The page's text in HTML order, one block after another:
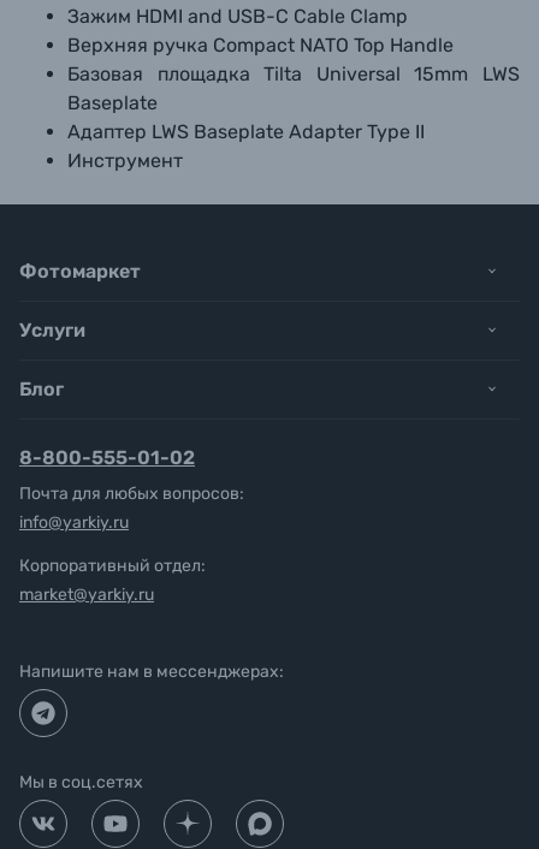
Зажим HDMI and USB-C Cable Clamp
Верхняя ручка Compact NATO Top Handle
Базовая площадка Tilta Universal 15mm LWS
Baseplate
Адаптер LWS Baseplate Adapter Type II
Инструмент
Фотомаркет
Услуги
Блог
8-800-555-01-02
Почта для любых вопросов:
info@yarkiy.ru
Корпоративный отдел:
market@yarkiy.ru
Напишите нам в мессенджерах:
Мы в соц.сетях